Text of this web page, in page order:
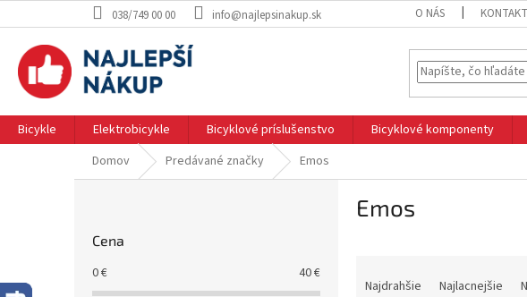
na
038/749 00 00 info@najlepsinakup.sk O NÁS KONTAKT
Bicykle Elektrobicykle Bicyklové príslušenstvo Bicyklové komponenty
Domov
Predávané značky Emos
Cena
0€ 40€
Emos
Najdrahšie Najlacnejšie